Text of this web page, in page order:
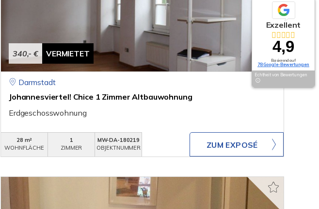
340,- € VERMIETET
Darmstadt
Johannesviertel! Chice 1 Zimmer Altbauwohnung
Erdgeschosswohnung
28 m²
WOHNFLÄCHE
1
ZIMMER
MW-DA-180219
OBJEKTNUMMER
ZUM EXPOSÉ
Exzellent
4,9
Basierend auf
78 Google-Bewertungen
Echtheit von Bewertungen